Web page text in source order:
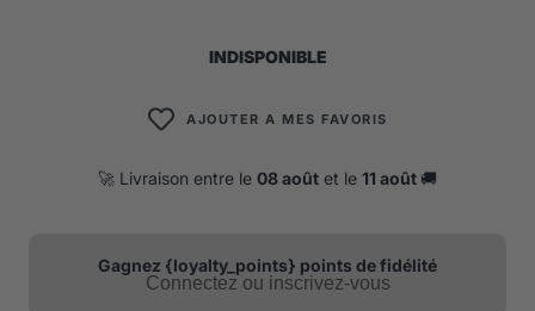
INDISPONIBLE
AJOUTER A MES FAVORIS
🚀 Livraison entre le 08 août et le 11 août 🚚
Gagnez {loyalty_points} points de fidélité
Connectez ou inscrivez-vous